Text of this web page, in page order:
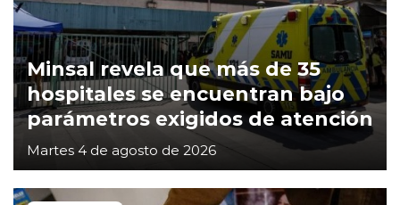
Minsal revela que más de 35
hospitales se encuentran bajo
parámetros exigidos de atención
Martes 4 de agosto de 2026